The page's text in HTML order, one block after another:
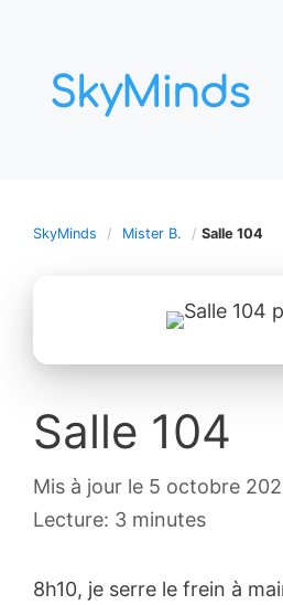
contenu
SkyMinds Mister B. Salle 104
Salle 104
Mis à jour le 5 octobre
Lecture: 3 minutes
8h10, je serre le frein à